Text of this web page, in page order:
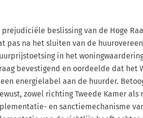
beslissing van de Hoge
pas na het sluiten van de
in het
bevestigend en oordeelde dat het
energielabel aan de huurder.
zowel richting Tweede Kamer
en sanctiemechanisme